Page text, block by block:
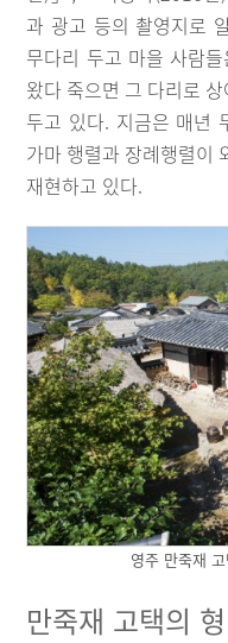
과 광고 등의 촬영지로
무다리 두고 마을 사람
왔다 죽으면 그 다리로
두고 있다. 지금은 매년
가마 행렬과 장례행렬이
재현하고 있다.
영주 만죽재
만죽재 고택의